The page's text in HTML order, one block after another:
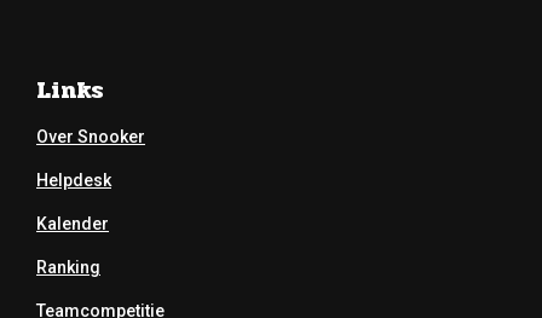
Links
Over Snooker
Helpdesk
Kalender
Ranking
Teamcompetitie